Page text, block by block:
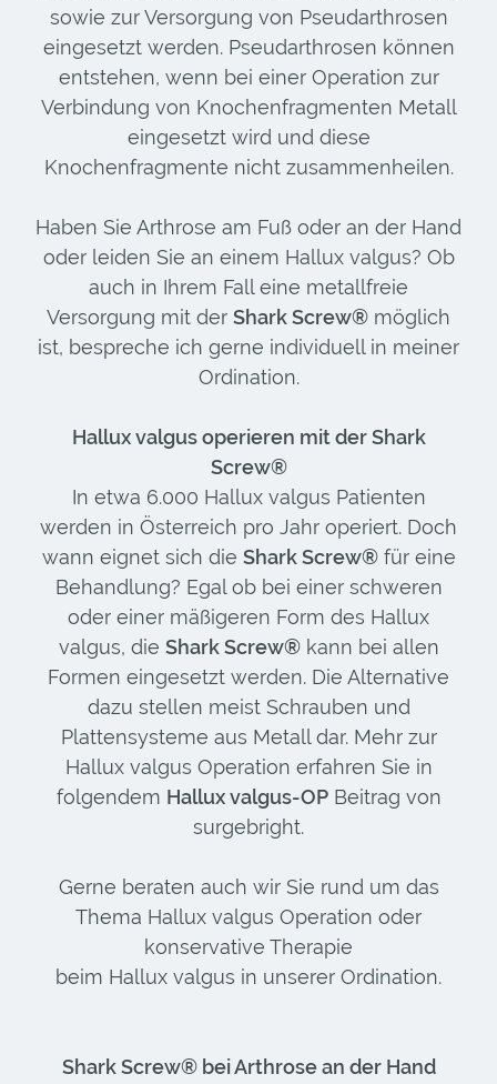
sowie zur Versorgung von Pseudarthrosen
eingesetzt werden. Pseudarthrosen können
entstehen, wenn bei einer Operation zur
Verbindung von Knochenfragmenten Metall
eingesetzt wird und diese
Knochenfragmente nicht zusammenheilen.
Haben Sie Arthrose am Fuß oder an der Hand
oder leiden Sie an einem Hallux valgus? Ob
auch in Ihrem Fall eine metallfreie
Versorgung mit der Shark Screw® möglich
ist, bespreche ich gerne individuell in meiner
Ordination.
Hallux valgus operieren mit der Shark
Screw®
In etwa 6.000 Hallux valgus Patienten
werden in Österreich pro Jahr operiert. Doch
wann eignet sich die Shark Screw®für eine
Behandlung? Egal ob bei einer schweren
oder einer mäßigeren Form des Hallux
valgus, die Shark Screw®kann bei allen
Formen eingesetzt werden. Die Alternative
dazu stellen meist Schrauben und
Plattensysteme aus Metall dar. Mehr zur
Hallux valgus Operation erfahren Sie in
folgendem Hallux valgus-OPBeitrag von
surgebright.
Gerne beraten auch wir Sie rund um das
Thema Hallux valgus Operation oder
konservative Therapie
beim Hallux valgus in unserer Ordination.
Shark Screw® bei Arthrose an der Hand